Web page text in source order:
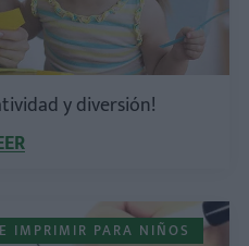
y diversión!
IMPRIMIR PARA NIÑOS